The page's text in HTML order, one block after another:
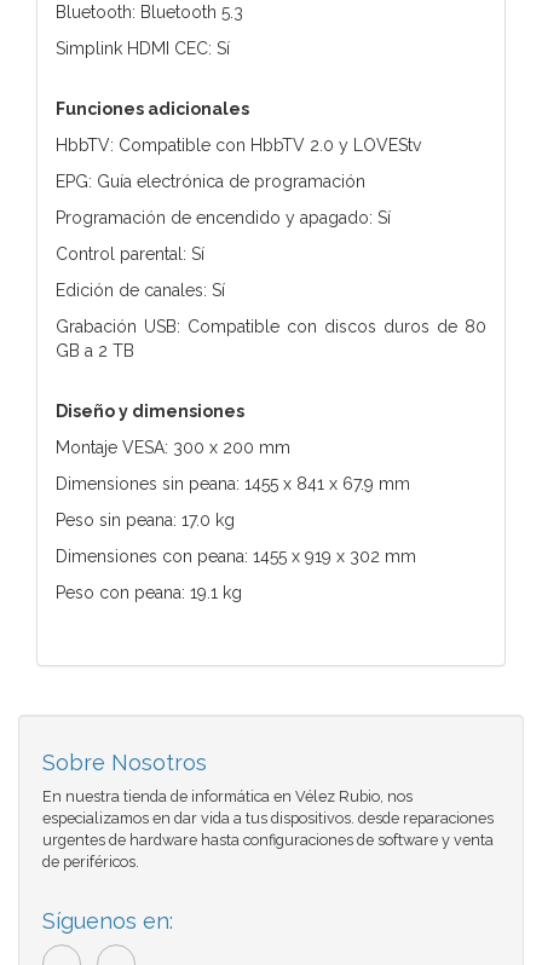
Bluetooth: Bluetooth 5.3
Simplink HDMI CEC: Sí
Funciones adicionales
HbbTV: Compatible con HbbTV 2.0 y LOVEStv
EPG: Guía electrónica de programación
Programación de encendido y apagado: Sí
Control parental: Sí
Edición de canales: Sí
Grabación USB: Compatible con discos duros de 80
GB a 2 TB
Diseño y dimensiones
Montaje VESA: 300 x 200 mm
Dimensiones sin peana: 1455 x 841 x 67.9 mm
Peso sin peana: 17.0 kg
Dimensiones con peana: 1455 x 919 x 302 mm
Peso con peana: 19.1 kg
Sobre Nosotros
En nuestra tienda de informática en Vélez Rubio, nos
especializamos en dar vida a tus dispositivos. desde reparaciones
urgentes de hardware hasta configuraciones de software y venta
de periféricos.
Síguenos en: